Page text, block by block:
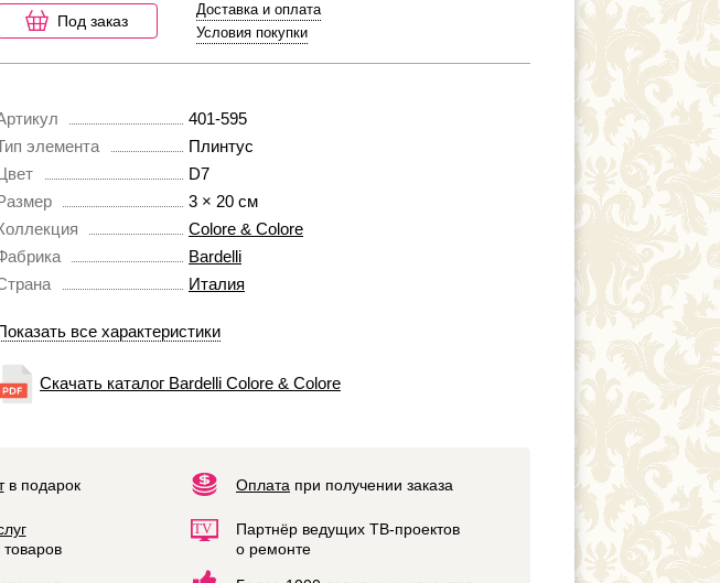
Под заказ
Доставка и оплата
Условия покупки
401-595
элемента
Плинтус
D7
3 × 20 см
Colore & Colore
Bardelli
Италия
все характеристики
Скачать каталог Bardelli Colore & Colore
в подарок Оплата при получении заказа
Партнёр ведущих ТВ-проектов
о ремонте